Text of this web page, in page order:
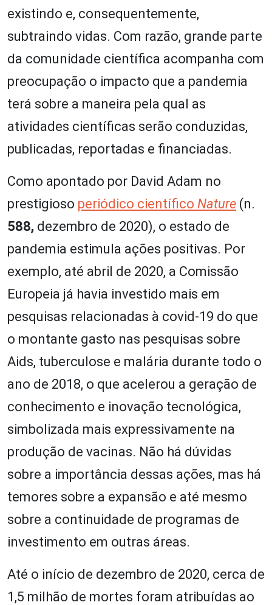
existindo e, consequentemente,
subtraindo vidas. Com razão, grande parte
da comunidade científica acompanha com
preocupação o impacto que a pandemia
terá sobre a maneira pela qual as
atividades científicas serão conduzidas,
publicadas, reportadas e financiadas.
Como apontado por David Adam no
prestigioso periódico científico Nature (n.
588, dezembro de 2020), o estado de
pandemia estimula ações positivas. Por
exemplo, até abril de 2020, a Comissão
Europeia já havia investido mais em
pesquisas relacionadas à covid-19 do que
o montante gasto nas pesquisas sobre
Aids, tuberculose e malária durante todo o
ano de 2018, o que acelerou a geração de
conhecimento e inovação tecnológica,
simbolizada mais expressivamente na
produção de vacinas. Não há dúvidas
sobre a importância dessas ações, mas há
temores sobre a expansão e até mesmo
sobre a continuidade de programas de
investimento em outras áreas.
Até o início de dezembro de 2020, cerca de
1,5 milhão de mortes foram atribuídas ao